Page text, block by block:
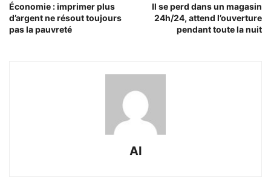
Économie : imprimer plus
d’argent ne résout toujours
pas la pauvreté
Il se perd dans un magasin
24h/24, attend l’ouverture
pendant toute la nuit
AI